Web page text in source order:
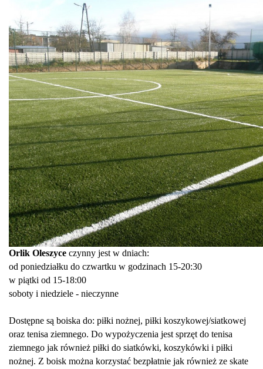
Orlik Oleszyce czynny jest w dniach:
od poniedziałku do czwartku w godzinach 15-20:30
w piątki od 15-18:00
soboty i niedziele - nieczynne
Dostępne są boiska do: piłki nożnej, piłki koszykowej/siatkowej
oraz tenisa ziemnego. Do wypożyczenia jest sprzęt do tenisa
ziemnego jak również piłki do siatkówki, koszykówki i piłki
nożnej. Z boisk można korzystać bezpłatnie jak również ze skate